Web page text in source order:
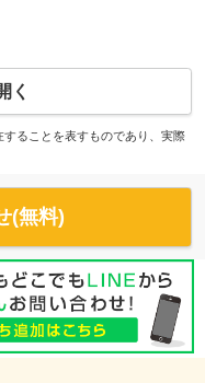
く
ることを表すものであり、実際
(無料)